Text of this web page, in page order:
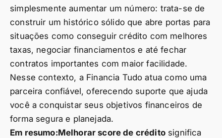
simplesmente aumentar um número: trata-se de
construir um histórico sólido que abre portas para
situações como conseguir crédito com melhores
taxas, negociar financiamentos e até fechar
contratos importantes com maior facilidade.
Nesse contexto, a Financia Tudo atua como uma
parceira confiável, oferecendo suporte que ajuda
você a conquistar seus objetivos financeiros de
forma segura e planejada.
Em resumo:Melhorar score de créditosignifica